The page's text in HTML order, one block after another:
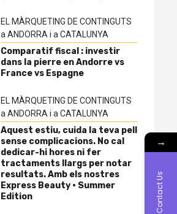
EL MÀRQUETING DE CONTINGUTS
a ANDORRA i a CATALUNYA
Comparatif fiscal : investir
dans la pierre en Andorre vs
France vs Espagne
EL MÀRQUETING DE CONTINGUTS
a ANDORRA i a CATALUNYA
Aquest estiu, cuida la teva pell
sense complicacions. No cal
dedicar-hi hores ni fer
tractaments llargs per notar
resultats. Amb els nostres
Express Beauty · Summer
Edition
→
Contact Us